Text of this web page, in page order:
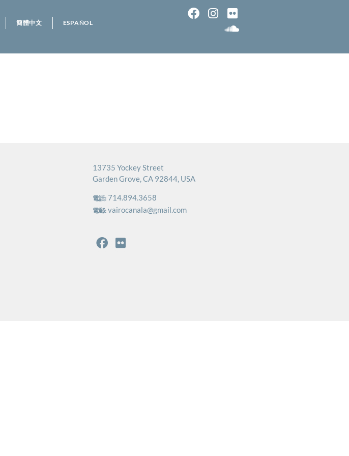
簡體中文 ESPAÑOL
13735 Yockey Street
Garden Grove, CA 92844, USA
電話: 714.894.3658
電郵: vairocanala@gmail.com